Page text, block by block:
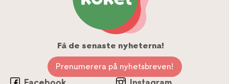
Få de senaste nyheterna!
Prenumerera på nyhetsbreven!